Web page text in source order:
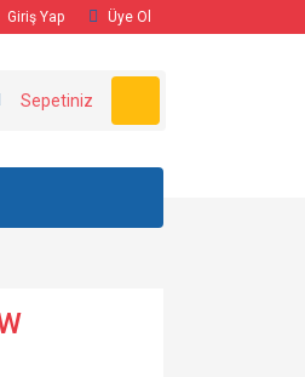
Giriş Yap Üye Ol
Sepetiniz